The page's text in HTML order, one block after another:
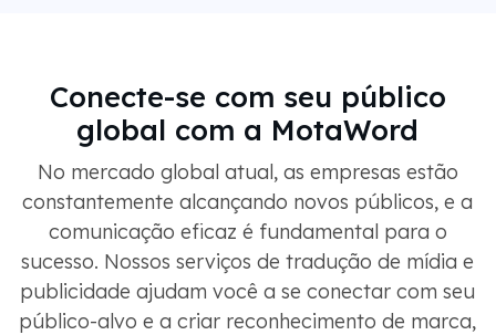
Conecte-se com seu público
global com a MotaWord
No mercado global atual, as empresas estão
constantemente alcançando novos públicos, e a
comunicação eficaz é fundamental para o
sucesso. Nossos serviços de tradução de mídia e
publicidade ajudam você a se conectar com seu
público-alvo e a criar reconhecimento de marca,